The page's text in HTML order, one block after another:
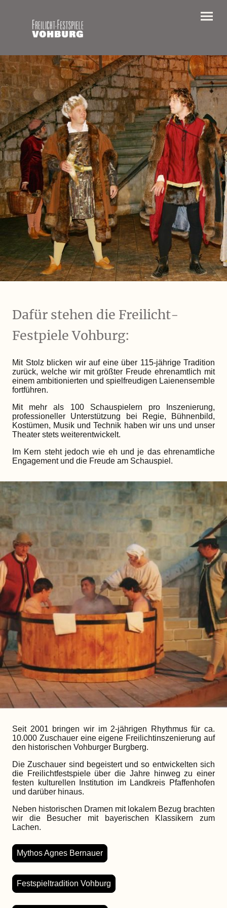
Dafür stehen die Freilicht-
Festpiele Vohburg:
Mit Stolz blicken wir auf eine über 115-jährige Tradition
zurück, welche wir mit größter Freude ehrenamtlich mit
einem ambitionierten und spielfreudigen Laienensemble
fortführen.
Mit mehr als 100 Schauspielern pro Inszenierung,
professioneller Unterstützung bei Regie, Bühnenbild,
Kostümen, Musik und Technik haben wir uns und unser
Theater stets weiterentwickelt.
Im Kern steht jedoch wie eh und je das ehrenamtliche
Engagement und die Freude am Schauspiel.
Seit 2001 bringen wir im 2-jährigen Rhythmus für ca.
10.000 Zuschauer eine eigene Freilichtinszenierung auf
den historischen Vohburger Burgberg.
Die Zuschauer sind begeistert und so entwickelten sich
die Freilichtfestspiele über die Jahre hinweg zu einer
festen kulturellen Institution im Landkreis Pfaffenhofen
und darüber hinaus.
Neben historischen Dramen mit lokalem Bezug brachten
wir die Besucher mit bayerischen Klassikern zum
Lachen.
Mythos Agnes Bernauer
Festspieltradition Vohburg